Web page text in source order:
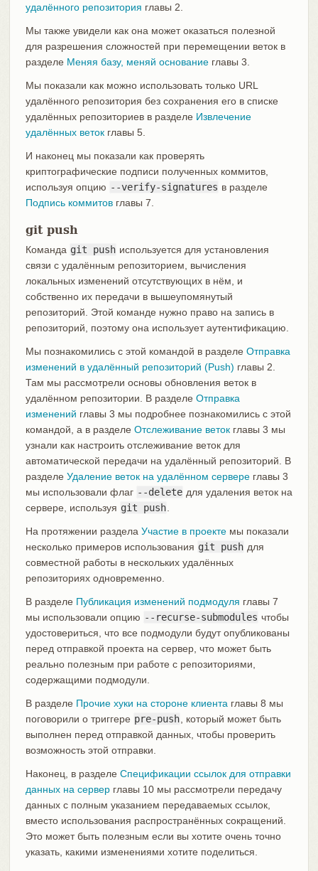
удалённого репозитория главы 2.
Мы также увидели как она может оказаться полезной
для разрешения сложностей при перемещении веток в
разделе Меняя базу, меняй основаниеглавы 3.
Мы показали как можно использовать только URL
удалённого репозитория без сохранения его в списке
удалённых репозиториев в разделе Извлечение
удалённых ветокглавы 5.
И наконец мы показали как проверять
криптографические подписи полученных коммитов,
используя опцию --verify-signatures в разделе
Подпись коммитовглавы 7.
git push
Команда git push используется для установления
связи с удалённым репозиторием, вычисления
локальных изменений отсутствующих в нём, и
собственно их передачи в вышеупомянутый
репозиторий. Этой команде нужно право на запись в
репозиторий, поэтому она использует аутентификацию.
Мы познакомились с этой командой в разделе Отправка
изменений в удалённый репозиторий (Push) главы 2.
Там мы рассмотрели основы обновления веток в
удалённом репозитории. В разделе Отправка
изменений главы 3 мы подробнее познакомились с этой
командой, а в разделе Отслеживание ветокглавы 3 мы
узнали как настроить отслеживание веток для
автоматической передачи на удалённый репозиторий. В
разделе Удаление веток на удалённом сервереглавы 3
мы использовали флаг --delete для удаления веток на
сервере, используя git push
На протяжении раздела Участие в проектемы показали
несколько примеров использования git push для
совместной работы в нескольких удалённых
репозиториях одновременно.
В разделе Публикация изменений подмодуля главы 7
мы использовали опцию --recurse-submodules чтобы
удостовериться, что все подмодули будут опубликованы
перед отправкой проекта на сервер, что может быть
реально полезным при работе с репозиториями,
содержащими подмодули.
В разделе Прочие хуки на стороне клиента главы 8 мы
поговорили о триггере pre-push , который может быть
выполнен перед отправкой данных, чтобы проверить
возможность этой отправки.
Наконец, в разделе Спецификации ссылок для отправки
данных на серверглавы 10 мы рассмотрели передачу
данных с полным указанием передаваемых ссылок,
вместо использования распространённых сокращений.
Это может быть полезным если вы хотите очень точно
указать, какими изменениями хотите поделиться.